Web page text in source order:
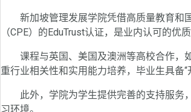
新加坡管理发展学院凭借高质量教育和
（CPE）的EduTrust认证，是业内认可的优
课程与英国、美国及澳洲等高校合作，
重行业相关性和实用能力培养，毕业生具备“
此外，学院为学生提供完善的支持服务
习环境。